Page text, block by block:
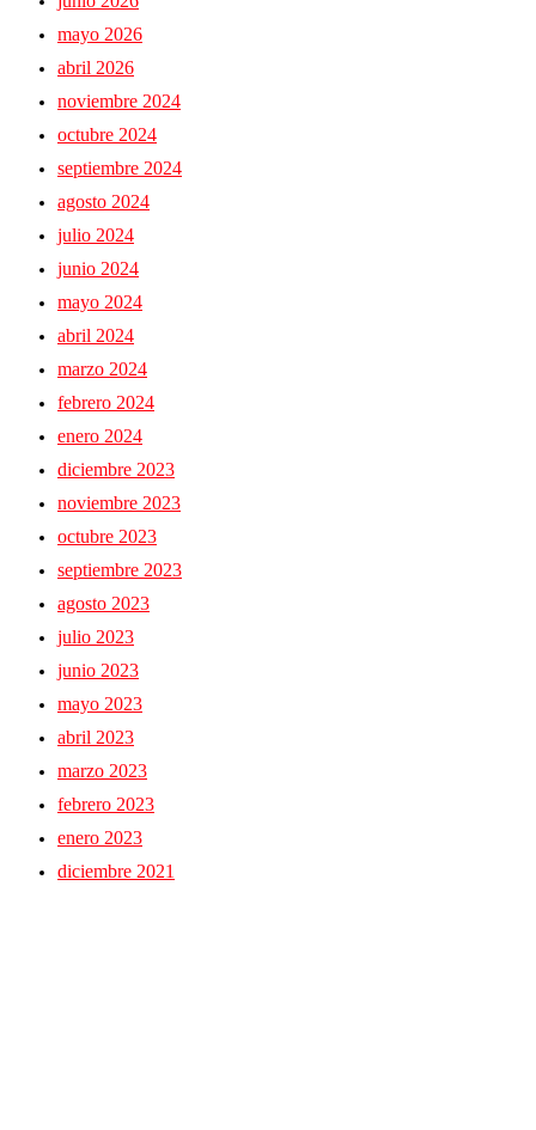
mayo 2026
abril 2026
noviembre 2024
octubre 2024
septiembre 2024
agosto 2024
julio 2024
junio 2024
mayo 2024
abril 2024
marzo 2024
febrero 2024
enero 2024
diciembre 2023
noviembre 2023
octubre 2023
septiembre 2023
agosto 2023
julio 2023
junio 2023
mayo 2023
abril 2023
marzo 2023
febrero 2023
enero 2023
diciembre 2021